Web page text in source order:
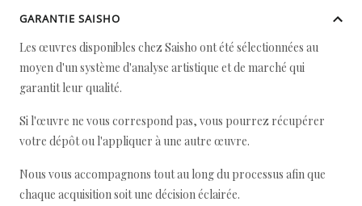
GARANTIE SAISHO
Les œuvres disponibles chez Saisho ont été sélectionnées au
moyen d'un système d'analyse artistique et de marché qui
garantit leur qualité.
Si l'œuvre ne vous correspond pas, vous pourrez récupérer
votre dépôt ou l'appliquer à une autre œuvre.
Nous vous accompagnons tout au long du processus afin que
chaque acquisition soit une décision éclairée.